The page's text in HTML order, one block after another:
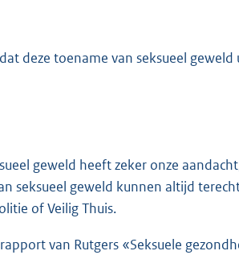
deze toename van seksueel
geweld heeft zeker onze
seksueel geweld kunnen altijd
of Veilig Thuis.
van Rutgers «Seksuele